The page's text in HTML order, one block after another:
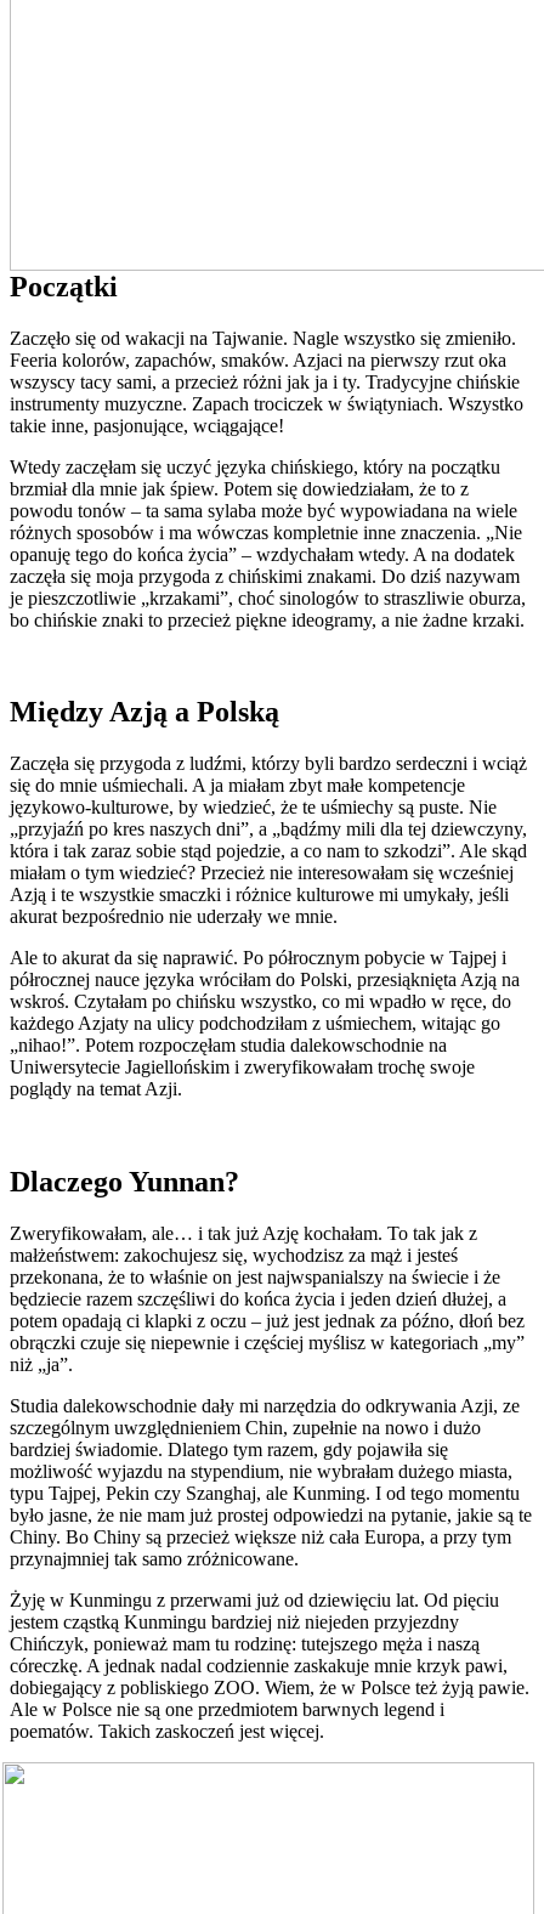
Początki
Zaczęło się od wakacji na Tajwanie. Nagle wszystko się zmieniło.
Feeria kolorów, zapachów, smaków. Azjaci na pierwszy rzut oka
wszyscy tacy sami, a przecież różni jak ja i ty. Tradycyjne chińskie
instrumenty muzyczne. Zapach trociczek w świątyniach. Wszystko
takie inne, pasjonujące, wciągające!
Wtedy zaczęłam się uczyć języka chińskiego, który na początku
brzmiał dla mnie jak śpiew. Potem się dowiedziałam, że to z
powodu tonów – ta sama sylaba może być wypowiadana na wiele
różnych sposobów i ma wówczas kompletnie inne znaczenia. „Nie
opanuję tego do końca życia” – wzdychałam wtedy. A na dodatek
zaczęła się moja przygoda z chińskimi znakami. Do dziś nazywam
je pieszczotliwie „krzakami”, choć sinologów to straszliwie oburza,
bo chińskie znaki to przecież piękne ideogramy, a nie żadne krzaki.
Między Azją a Polską
Zaczęła się przygoda z ludźmi, którzy byli bardzo serdeczni i wciąż
się do mnie uśmiechali. A ja miałam zbyt małe kompetencje
językowo-kulturowe, by wiedzieć, że te uśmiechy są puste. Nie
„przyjaźń po kres naszych dni”, a „bądźmy mili dla tej dziewczyny,
która i tak zaraz sobie stąd pojedzie, a co nam to szkodzi”. Ale skąd
miałam o tym wiedzieć? Przecież nie interesowałam się wcześniej
Azją i te wszystkie smaczki i różnice kulturowe mi umykały, jeśli
akurat bezpośrednio nie uderzały we mnie.
Ale to akurat da się naprawić. Po półrocznym pobycie w Tajpej i
półrocznej nauce języka wróciłam do Polski, przesiąknięta Azją na
wskroś. Czytałam po chińsku wszystko, co mi wpadło w ręce, do
każdego Azjaty na ulicy podchodziłam z uśmiechem, witając go
„nihao!”. Potem rozpoczęłam studia dalekowschodnie na
Uniwersytecie Jagiellońskim i zweryfikowałam trochę swoje
poglądy na temat Azji.
Dlaczego Yunnan?
Zweryfikowałam, ale… i tak już Azję kochałam. To tak jak z
małżeństwem: zakochujesz się, wychodzisz za mąż i jesteś
przekonana, że to właśnie on jest najwspanialszy na świecie i że
będziecie razem szczęśliwi do końca życia i jeden dzień dłużej, a
potem opadają ci klapki z oczu – już jest jednak za późno, dłoń bez
obrączki czuje się niepewnie i częściej myślisz w kategoriach „my”
niż „ja”.
Studia dalekowschodnie dały mi narzędzia do odkrywania Azji, ze
szczególnym uwzględnieniem Chin, zupełnie na nowo i dużo
bardziej świadomie. Dlatego tym razem, gdy pojawiła się
możliwość wyjazdu na stypendium, nie wybrałam dużego miasta,
typu Tajpej, Pekin czy Szanghaj, ale Kunming. I od tego momentu
było jasne, że nie mam już prostej odpowiedzi na pytanie, jakie są te
Chiny. Bo Chiny są przecież większe niż cała Europa, a przy tym
przynajmniej tak samo zróżnicowane.
Żyję w Kunmingu z przerwami już od dziewięciu lat. Od pięciu
jestem cząstką Kunmingu bardziej niż niejeden przyjezdny
Chińczyk, ponieważ mam tu rodzinę: tutejszego męża i naszą
córeczkę. A jednak nadal codziennie zaskakuje mnie krzyk pawi,
dobiegający z pobliskiego ZOO. Wiem, że w Polsce też żyją pawie.
Ale w Polsce nie są one przedmiotem barwnych legend i
poematów. Takich zaskoczeń jest więcej.